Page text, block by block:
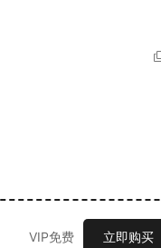
VIP免费 立即购买